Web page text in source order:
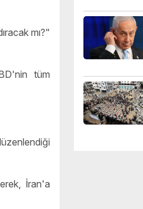
mı?"
tüm
İran'a